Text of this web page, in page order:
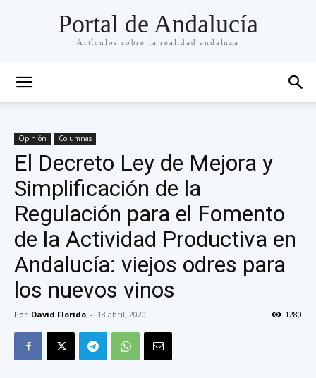
Portal de Andalucía
Artículos sobre la realidad andaluza
Opinión Columnas
El Decreto Ley de Mejora y
Simplificación de la
Regulación para el Fomento
de la Actividad Productiva en
Andalucía: viejos odres para
los nuevos vinos
Por David Florido - 18 abril, 2020 1280